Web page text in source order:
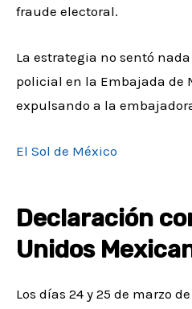
fraude electoral.
La estrategia no sentó
policial en la Embajada de
expulsando a la
El Sol de México
Declaración
Unidos
Los días 24 y 25 de marzo